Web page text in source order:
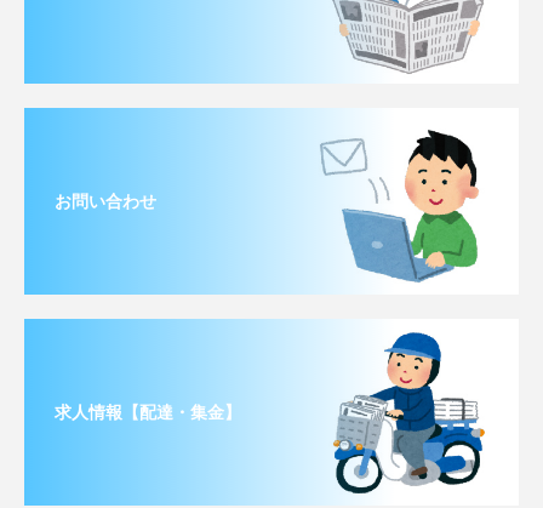
お問い合わせ
求人情報【配達・集金】